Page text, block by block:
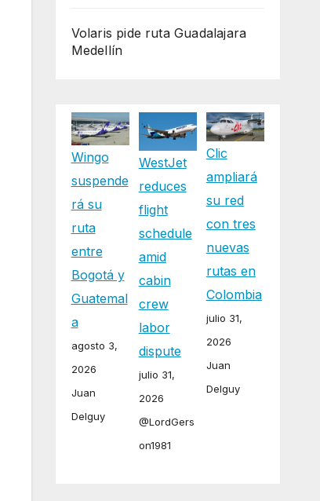
Volaris pide ruta Guadalajara
Medellín
Wingo
suspende
rá su
ruta
entre
Bogotá y
Guatemal
a
agosto 3,
2026
Juan
Delguy
WestJet
reduces
flight
schedule
amid
cabin
crew
labor
dispute
julio 31,
2026
@LordGers
on1981
Clic
ampliará
su red
con tres
nuevas
rutas en
Colombia
julio 31,
2026
Juan
Delguy